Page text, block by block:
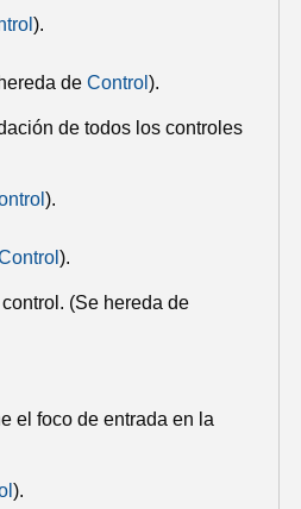
).
de Control ).
de todos los controles
).
).
(Se hereda de
el foco de entrada en la
).